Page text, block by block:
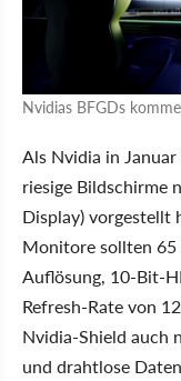
Nvidias BFGDs
Als Nvidia in Januar
riesige Bildschirme
Display) vorgestellt
Monitore sollten
Auflösung, 10-Bit-
Refresh-Rate von
Nvidia-Shield auch
und drahtlose